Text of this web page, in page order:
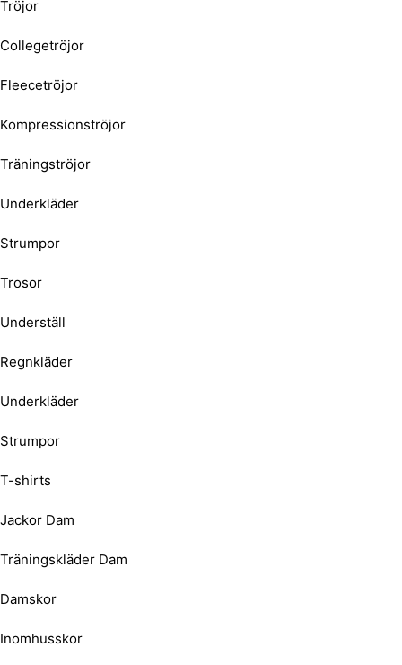
Tröjor
Collegetröjor
Fleecetröjor
Kompressionströjor
Träningströjor
Underkläder
Strumpor
Trosor
Underställ
Regnkläder
Underkläder
Strumpor
T-shirts
Jackor Dam
Träningskläder Dam
Damskor
Inomhusskor